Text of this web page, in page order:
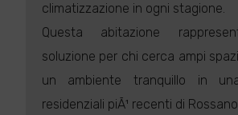
climatizzazione in ogni stagione.
Questa abitazione
soluzione per chi cerca ampi
un ambiente tranquillo in
residenziali piÃ¹ recenti di